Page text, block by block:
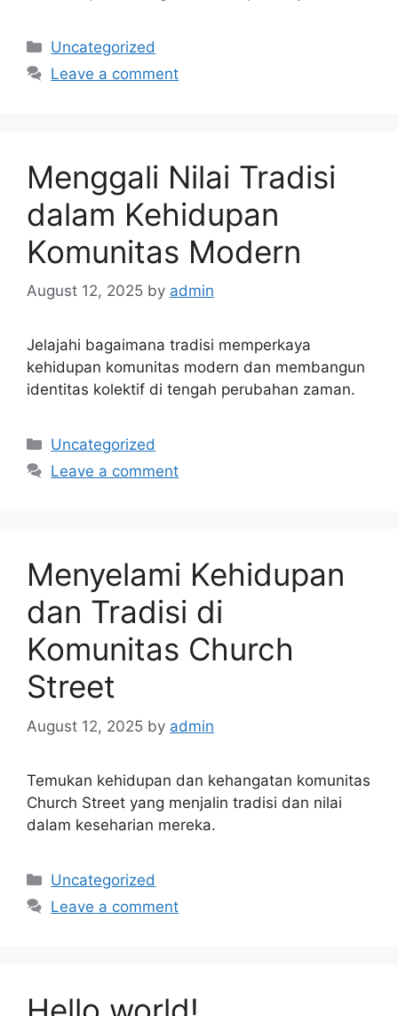
Categories
Uncategorized
Leave a comment
Menggali Nilai Tradisi
dalam Kehidupan
Komunitas Modern
August 12, 2025 by admin
Jelajahi bagaimana tradisi memperkaya
kehidupan komunitas modern dan membangun
identitas kolektif di tengah perubahan zaman.
Categories
Uncategorized
Leave a comment
Menyelami Kehidupan
dan Tradisi di
Komunitas Church
Street
August 12, 2025 by admin
Temukan kehidupan dan kehangatan komunitas
Church Street yang menjalin tradisi dan nilai
dalam keseharian mereka.
Categories
Uncategorized
Leave a comment